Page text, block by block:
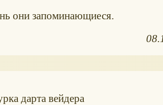
они запоминающиеся.
дарта вейдера